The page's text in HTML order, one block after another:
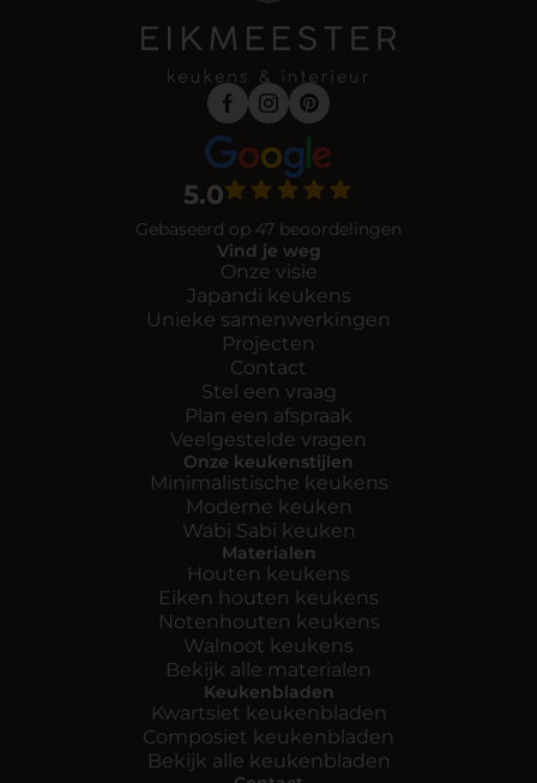
5.0
Gebaseerd op 47 beoordelingen
Vind je weg
Onze visie
Japandi keukens
Unieke samenwerkingen
Projecten
Contact
Stel een vraag
Plan een afspraak
Veelgestelde vragen
Onze keukenstijlen
Minimalistische keukens
Moderne keuken
Wabi Sabi keuken
Materialen
Houten keukens
Eiken houten keukens
Notenhouten keukens
Walnoot keukens
Bekijk alle materialen
Keukenbladen
Kwartsiet keukenbladen
Composiet keukenbladen
Bekijk alle keukenbladen